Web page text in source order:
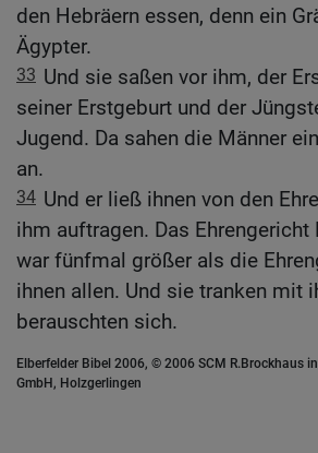
den Hebräern essen, denn ein
Ägypter.
33 Und sie saßen vor ihm, der
seiner Erstgeburt und der
Jugend. Da sahen die Männer
an.
34 Und er ließ ihnen von den
ihm auftragen. Das Ehrengericht
war fünfmal größer als die
ihnen allen. Und sie tranken mit
berauschten sich.
Elberfelder Bibel 2006, © 2006 SCM R.Brockhaus
GmbH, Holzgerlingen